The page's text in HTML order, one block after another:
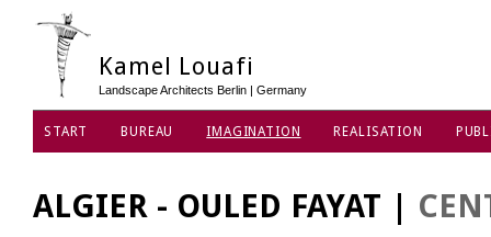
Kamel Louafi
Landscape Architects Berlin | Germany
START BUREAU IMAGINATION REALISATION
ALGIER - OULED FAYAT